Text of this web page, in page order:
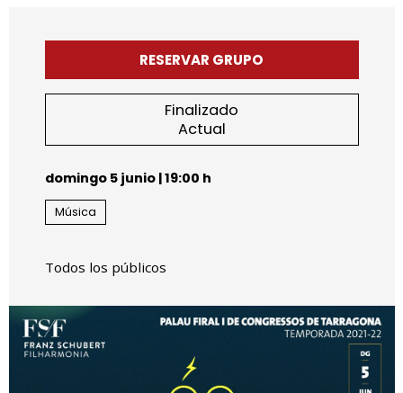
RESERVAR GRUPO
Finalizado
Actual
domingo 5 junio|19:00 h
Música
Todos los públicos